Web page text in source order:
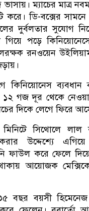
ম্যাচের মাত্র
করে। ডি-বক্সের সামনে
দুর্বলতার সুযোগ
পড়ে
রনওয়েন
কিনিয়োনেস ব্যবধান
১২ গজ দূর থেকে
দিকে লেগে ফিরে
মিনিটে সিথোলে
উদ্দেশ্যে এগিয়ে
ফাউল করে ফেলে
আয়োজক
বছর বয়সী